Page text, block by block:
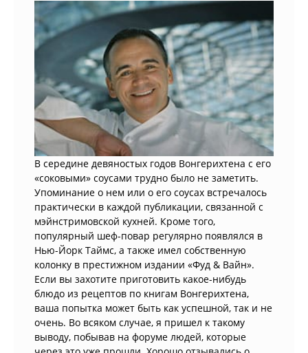
В середине девяностых годов Вонгерихтена с его
«соковыми» соусами трудно было не заметить.
Упоминание о нем или о его соусах встречалось
практически в каждой публикации, связанной с
мэйнстримовской кухней. Кроме того,
популярный шеф-повар регулярно появлялся в
Нью-Йорк Таймс, а также имел собственную
колонку в престижном издании «Фуд & Вайн».
Если вы захотите приготовить какое-нибудь
блюдо из рецептов по книгам Вонгерихтена,
ваша попытка может быть как успешной, так и не
очень. Во всяком случае, я пришел к такому
выводу, побывав на форуме людей, которые